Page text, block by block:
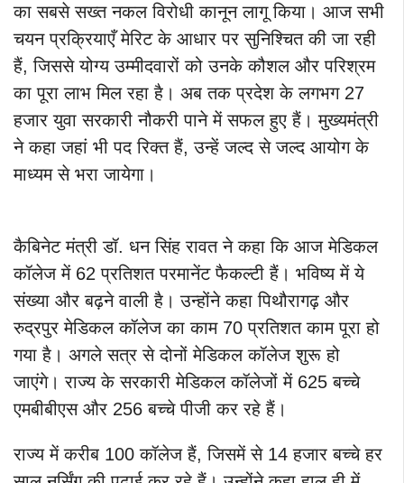
का सबसे सख्त नकल विरोधी कानून लागू किया। आज सभी
चयन प्रक्रियाएँ मेरिट के आधार पर सुनिश्चित की जा रही
हैं, जिससे योग्य उम्मीदवारों को उनके कौशल और परिश्रम
का पूरा लाभ मिल रहा है। अब तक प्रदेश के लगभग 27
हजार युवा सरकारी नौकरी पाने में सफल हुए हैं। मुख्यमंत्री
ने कहा जहां भी पद रिक्त हैं, उन्हें जल्द से जल्द आयोग के
माध्यम से भरा जायेगा।
कैबिनेट मंत्री डॉ. धन सिंह रावत ने कहा कि आज मेडिकल
कॉलेज में 62 प्रतिशत परमानेंट फैकल्टी हैं। भविष्य में ये
संख्या और बढ़ने वाली है। उन्होंने कहा पिथौरागढ़ और
रुद्रपुर मेडिकल कॉलेज का काम 70 प्रतिशत काम पूरा हो
गया है। अगले सत्र से दोनों मेडिकल कॉलेज शुरू हो
जाएंगे। राज्य के सरकारी मेडिकल कॉलेजों में 625 बच्चे
एमबीबीएस और 256 बच्चे पीजी कर रहे हैं।
राज्य में करीब 100 कॉलेज हैं, जिसमें से 14 हजार बच्चे हर